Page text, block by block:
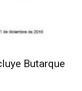
Butarque